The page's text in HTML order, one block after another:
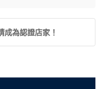
成為認證店家！